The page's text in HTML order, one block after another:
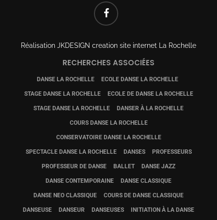
FACEBOOK
Réalisation JKDESIGN creation site internet La Rochelle
RECHERCHES ASSOCIÉES
DANSE LA ROCHELLE ECOLE DANSE LA ROCHELLE
STAGE DANSE LA ROCHELLE ECOLE DE DANSE LA ROCHELLE
STAGE DANSE LA ROCHELLE DANSER À LA ROCHELLE
COURS DANSE LA ROCHELLE
CONSERVATOIRE DANSE LA ROCHELLE
SPECTACLE DANSE LA ROCHELLE DANSES PROFESSEURS
PROFESSEUR DE DANSE BALLET DANSE JAZZ
DANSE CONTEMPORAINE DANSE CLASSIQUE
DANSE NEO CLASSIQUE COURS DE DANSE CLASSIQUE
DANSEUSE DANSEUR DANSEUSES INITIATION À LA DANSE